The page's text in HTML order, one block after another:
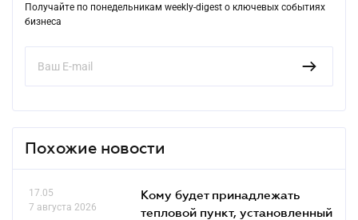
Получайте по понедельникам weekly-digest о ключевых событиях
бизнеса
Похожие новости
17.05
7 августа 2026
Кому будет принадлежать
тепловой пункт, установленный